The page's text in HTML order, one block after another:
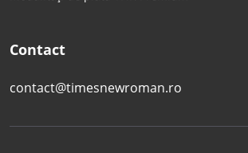
Contact
contact@timesnewroman.ro